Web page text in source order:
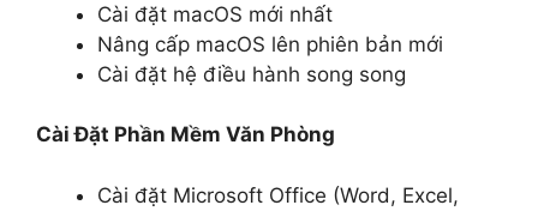
Cài đặt macOS mới nhất
Nâng cấp macOS lên phiên bản mới
Cài đặt hệ điều hành song song
Cài Đặt Phần Mềm Văn Phòng
Cài đặt Microsoft Office (Word, Excel,